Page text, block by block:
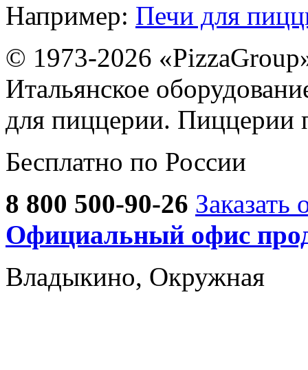
Например: Печи для
© 1973-2026
Итальянское
для пиццерии. Пиццерии
Бесплатно по России
8 800 500-90-26 Заказать
Официальный офис
Владыкино, Окружная